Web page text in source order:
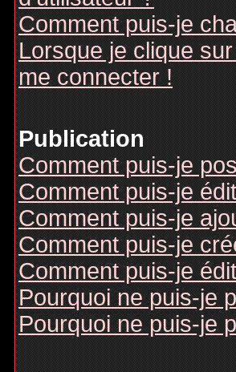
Comment puis-je
Lorsque je clique
me connecter !
Publication
Comment puis-je
Comment puis-je
Comment puis-je
Comment puis-je
Comment puis-je
Pourquoi ne puis-je
Pourquoi ne puis-je